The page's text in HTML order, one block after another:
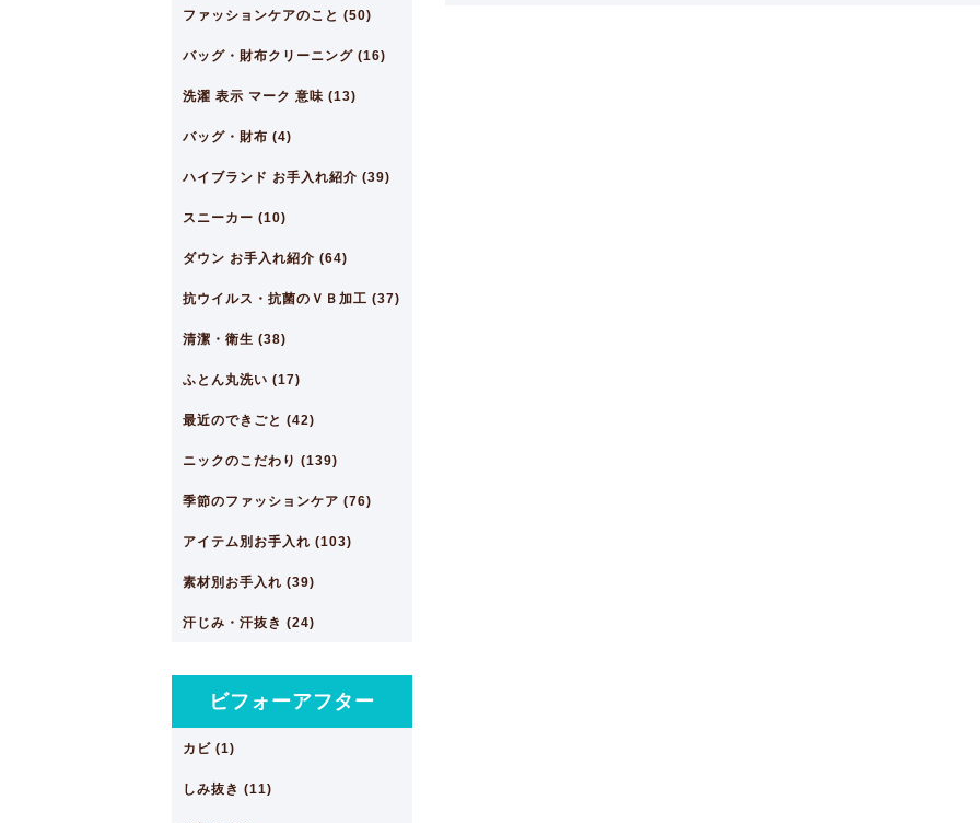
ファッションケアのこと (50)
バッグ・財布クリーニング (16)
洗濯 表示 マーク 意味 (13)
バッグ・財布 (4)
ハイブランド お手入れ紹介 (39)
スニーカー (10)
ダウン お手入れ紹介 (64)
抗ウイルス・抗菌のＶＢ加工 (37)
清潔・衛生 (38)
ふとん丸洗い (17)
最近のできごと (42)
ニックのこだわり (139)
季節のファッションケア (76)
アイテム別お手入れ (103)
素材別お手入れ (39)
汗じみ・汗抜き (24)
ビフォーアフター
カビ (1)
しみ抜き (11)